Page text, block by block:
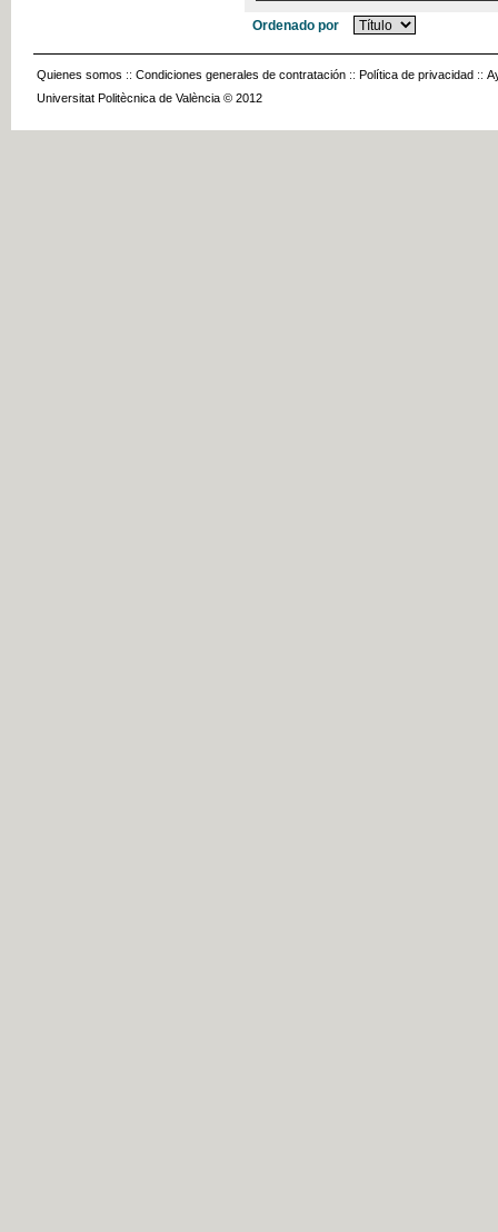
Ordenado por
Quienes somos :: Condiciones generales de contratación :: Política de privacidad ::
Universitat Politècnica de València © 2012